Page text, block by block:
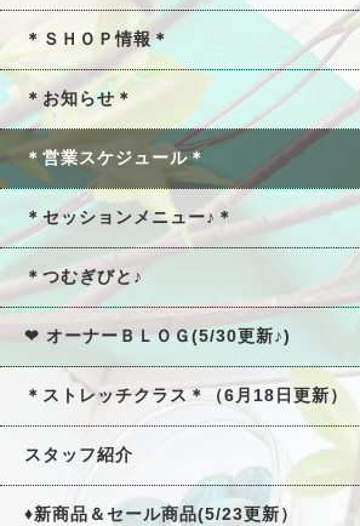
＊ＳＨＯＰ情報＊
＊お知らせ＊
＊営業スケジュール＊
＊セッションメニュー♪＊
＊つむぎびと♪
❤ オーナーＢＬＯＧ(5/30更新♪)
＊ストレッチクラス＊（6月18日更新）
スタッフ紹介
♦新商品＆セール商品(5/23更新）